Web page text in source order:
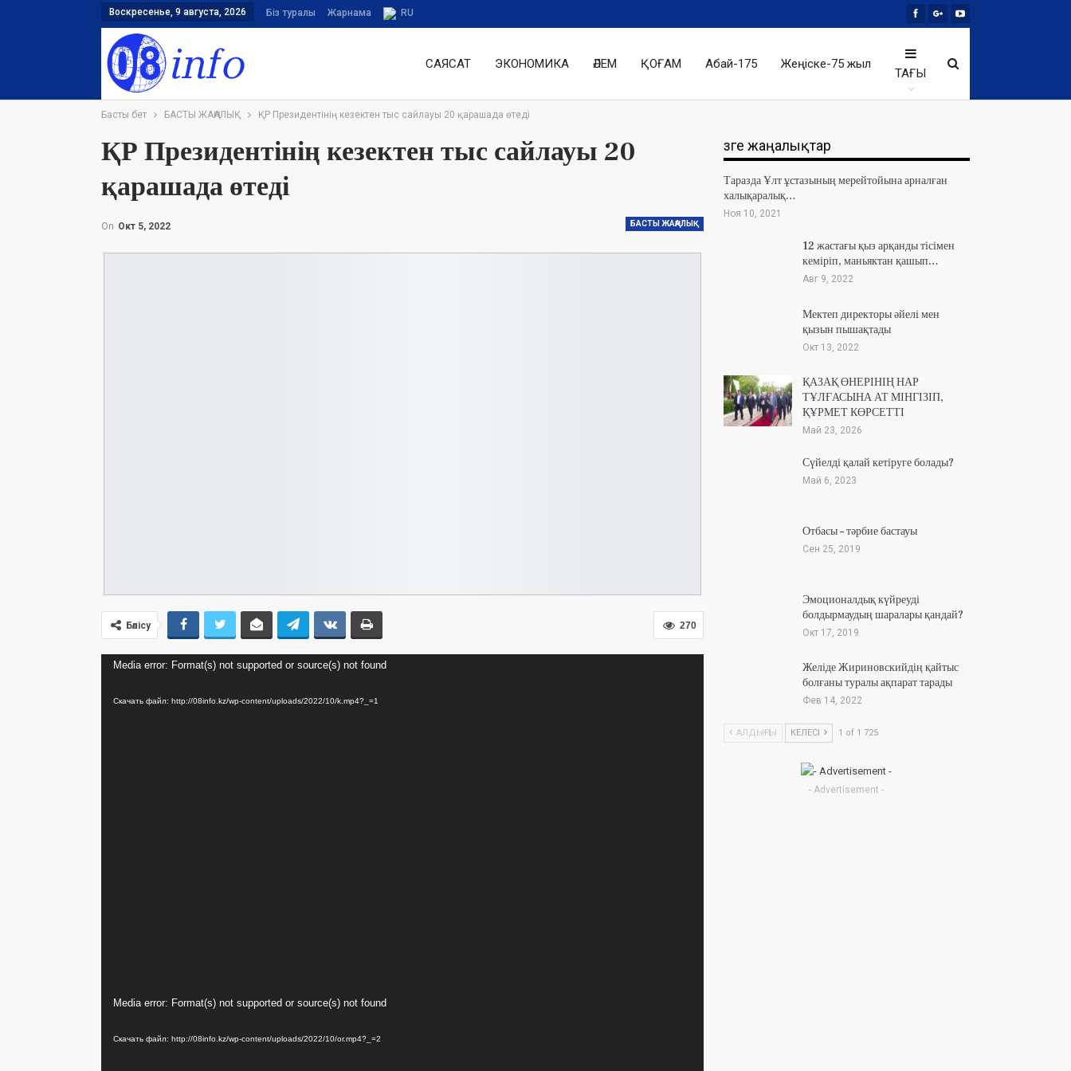
Воскресенье, 9 августа, 2026 Біз туралы Жарнама RU
САЯСАТ ЭКОНОМИКА ӘЛЕМ ҚОҒАМ Абай-175 Жеңіске-75 жыл
ТАҒЫ
Басты бет БАСТЫ ЖАҢАЛЫҚ ҚР Президентінің кезектен тыс сайлауы 20 қарашада өтеді
ҚР Президентінің кезектен тыс сайлауы 20
қарашада өтеді
БАСТЫ ЖАҢАЛЫҚ
On Окт 5, 2022
270
Бөлісу
Видеоплеер
Media error: Format(s) not supported or source(s) not found
Скачать файл: http://08info.kz/wp-content/uploads/2022/10/k.mp4?_=1
Видеоплеер
Media error: Format(s) not supported or source(s) not found
Скачать файл: http://08info.kz/wp-content/uploads/2022/10/or.mp4?_=2
Өзге жаңалықтар
Таразда Ұлт ұстазының мерейтойына арналған
халықаралық…
Ноя 10, 2021
12 жастағы қыз арқанды тісімен
кеміріп, маньяктан қашып…
Авг 9, 2022
Мектеп директоры әйелі мен
қызын пышақтады
Окт 13, 2022
ҚАЗАҚ ӨНЕРІНІҢ НАР
ТҰЛҒАСЫНА АТ МІНГІЗІП,
ҚҰРМЕТ КӨРСЕТТІ
Май 23, 2026
Сүйелді қалай кетіруге болады?
Май 6, 2023
Отбасы – тәрбие бастауы
Сен 25, 2019
Эмоционалдық күйреуді
болдырмаудың шаралары қандай?
Окт 17, 2019
Желіде Жириновскийдің қайтыс
болғаны туралы ақпарат тарады
Фев 14, 2022
АЛДЫҢҒЫ КЕЛЕСІ 1 of 1 725
- Advertisement -